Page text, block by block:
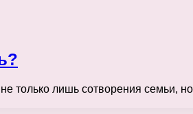
только лишь сотворения семьи,